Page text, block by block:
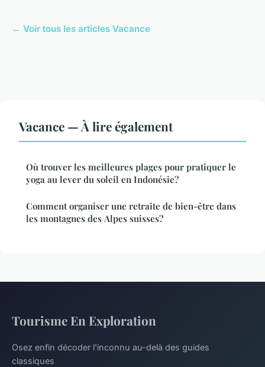
← Voir tous les articles Vacance
Vacance — À lire également
Où trouver les meilleures plages pour pratiquer le
yoga au lever du soleil en Indonésie?
Comment organiser une retraite de bien-être dans
les montagnes des Alpes suisses?
Tourisme En Exploration
Osez enfin décoder l'inconnu au-delà des guides
classiques